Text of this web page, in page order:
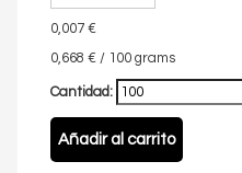
0,007 €
0,668 € / 100 grams
Cantidad:
Añadir al carrito